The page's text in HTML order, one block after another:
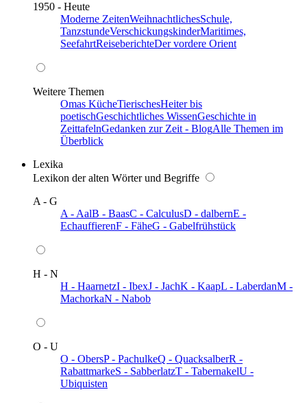
1950 - Heute
Moderne ZeitenWeihnachtlichesSchule,
TanzstundeVerschickungskinderMaritimes,
SeefahrtReiseberichteDer vordere Orient
Weitere Themen
Omas KücheTierischesHeiter bis
poetischGeschichtliches WissenGeschichte in
ZeittafelnGedanken zur Zeit - BlogAlle Themen im
Überblick
Lexika
Lexikon der alten Wörter und Begriffe
A - G
A - AalB - BaasC - CalculusD - dalbernE -
EchauffierenF - FäheG - Gabelfrühstück
H - N
H - HaarnetzI - IbexJ - JachK - KaapL - LaberdanM -
MachorkaN - Nabob
O - U
O - ObersP - PachulkeQ - QuacksalberR -
RabattmarkeS - SabberlatzT - TabernakelU -
Ubiquisten